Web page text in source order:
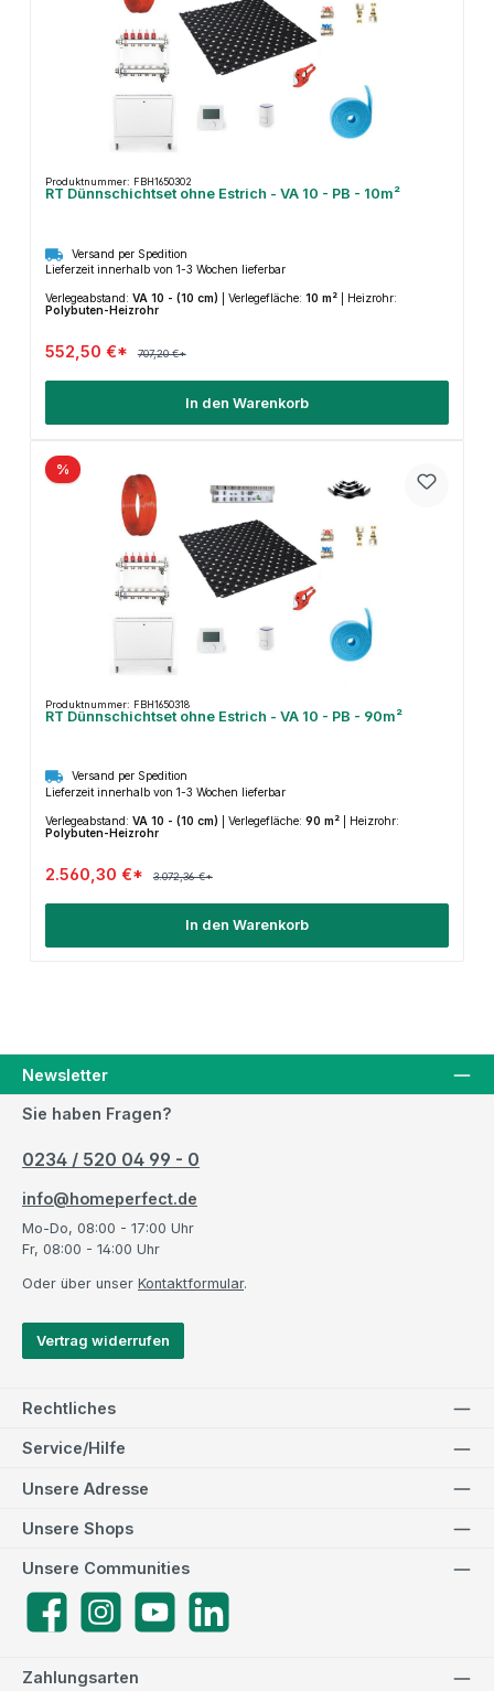
Produktnummer: FBH1650302
RT Dünnschichtset ohne Estrich - VA 10 - PB - 10m²
Versand per Spedition
Lieferzeit innerhalb von 1-3 Wochen lieferbar
Verlegeabstand: VA 10 - (10 cm) Verlegefläche: 10 m²
Heizrohr:
Polybuten-Heizrohr
552,50 €* 707,20 €*
In den Warenkorb
%
Produktnummer: FBH1650318
RT Dünnschichtset ohne Estrich - VA 10 - PB - 90m²
Versand per Spedition
Lieferzeit innerhalb von 1-3 Wochen lieferbar
Verlegeabstand: VA 10 - (10 cm) Verlegefläche: 90 m²
Heizrohr:
Polybuten-Heizrohr
2.560,30 €* 3.072,36 €*
In den Warenkorb
Newsletter
Sie haben Fragen?
0234 / 520 04 99 - 0
info@homeperfect.de
Mo-Do, 08:00 - 17:00 Uhr
Fr, 08:00 - 14:00 Uhr
Oder über unser Kontaktformular.
Vertrag widerrufen
Rechtliches
Service/Hilfe
Zahlungsarten
Unsere Adresse
Unsere Communities
FacebookInstagramYouTube
Unsere Shops